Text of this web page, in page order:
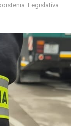
Legislatíva...